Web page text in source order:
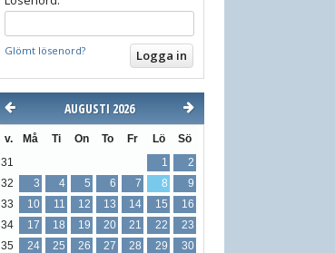
Glömt lösenord?
AUGUSTI 2026
v. Må Ti On To Fr Lö Sö
31 1
2
32
3 4 5 6 7 8
9
33
10 11 12 13 14 15
16
34
17 18 19 20 21 22
23
35
24 25 26 27 28 29
30